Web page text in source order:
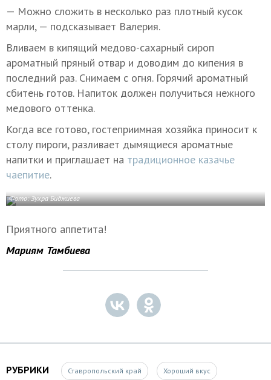
— Можно сложить в несколько раз плотный кусок
марли, — подсказывает Валерия.
Вливаем в кипящий медово-сахарный сироп
ароматный пряный отвар и доводим до кипения в
последний раз. Снимаем с огня. Горячий ароматный
сбитень готов. Напиток должен получиться нежного
медового оттенка.
Когда все готово, гостеприимная хозяйка приносит к
столу пироги, разливает дымящиеся ароматные
напитки и приглашает на традиционное казачье
чаепитие.
Фото: Зухра Биджиева
Приятного аппетита!
Мариям Тамбиева
РУБРИКИ Ставропольский край Хороший вкус